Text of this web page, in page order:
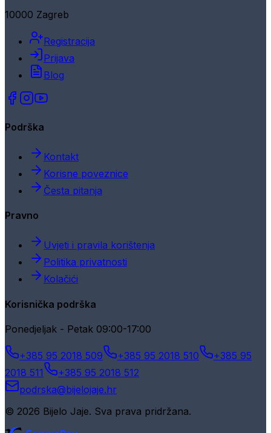
10000 Zagreb
Registracija
Prijava
Blog
Podrška
Kontakt
Korisne poveznice
Česta pitanja
Pravno
Uvjeti i pravila korištenja
Politika privatnosti
Kolačići
Korisnička podrška
Ponedjeljak - Petak 09:00-17:00
+385 95 2018 509 +385 95 2018 510
+385 95
2018 511
+385 95 2018 512
podrska@bijelojaje.hr
© 2026 Bijelo Jaje. Sva prava pridržana.